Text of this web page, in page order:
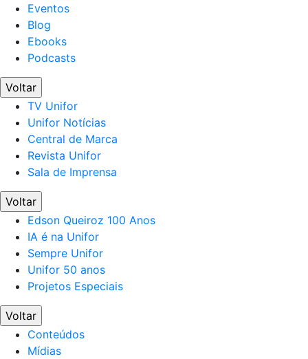
Eventos
Blog
Ebooks
Podcasts
Voltar
TV Unifor
Unifor Notícias
Central de Marca
Revista Unifor
Sala de Imprensa
Voltar
Edson Queiroz 100 Anos
IA é na Unifor
Sempre Unifor
Unifor 50 anos
Projetos Especiais
Voltar
Conteúdos
Mídias